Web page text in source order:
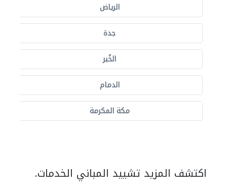
الرياض
جدة
الخُبر
الدمام
مكة المكرمة
اكتشف المزيد تشييد المباني الخدمات.